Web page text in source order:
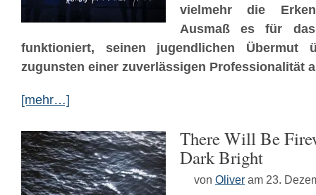
vielmehr die
Ausmaß es für
funktioniert, seinen jugendlichen Übermut
zugunsten einer zuverlässigen Professionalität
[mehr…]
There Will Be
Dark Bright
von Oliver am 23.